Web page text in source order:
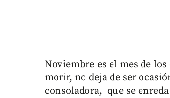
Noviembre es el mes de
morir, no deja de ser
consoladora, que se